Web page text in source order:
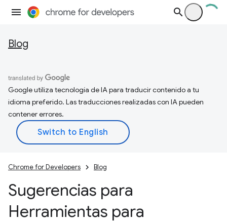
Blog
Google utiliza tecnología de IA para traducir contenido a tu
idioma preferido. Las traducciones realizadas con IA pueden
contener errores.
Chrome for Developers Blog
Sugerencias para
Herramientas para